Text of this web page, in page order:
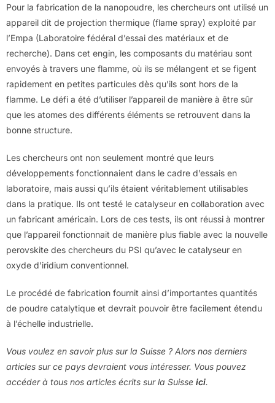
Pour la fabrication de la nanopoudre, les chercheurs ont utilisé un
appareil dit de projection thermique (flame spray) exploité par
l’Empa (Laboratoire fédéral d’essai des matériaux et de
recherche). Dans cet engin, les composants du matériau sont
envoyés à travers une flamme, où ils se mélangent et se figent
rapidement en petites particules dès qu’ils sont hors de la
flamme. Le défi a été d’utiliser l’appareil de manière à être sûr
que les atomes des différents éléments se retrouvent dans la
bonne structure.
Les chercheurs ont non seulement montré que leurs
développements fonctionnaient dans le cadre d’essais en
laboratoire, mais aussi qu’ils étaient véritablement utilisables
dans la pratique. Ils ont testé le catalyseur en collaboration avec
un fabricant américain. Lors de ces tests, ils ont réussi à montrer
que l’appareil fonctionnait de manière plus fiable avec la nouvelle
perovskite des chercheurs du PSI qu’avec le catalyseur en
oxyde d’iridium conventionnel.
Le procédé de fabrication fournit ainsi d’importantes quantités
de poudre catalytique et devrait pouvoir être facilement étendu
à l’échelle industrielle.
Vous voulez en savoir plus sur la Suisse ? Alors nos derniers
articles sur ce pays devraient vous intéresser. Vous pouvez
accéder à tous nos articles écrits sur la Suisse ici.